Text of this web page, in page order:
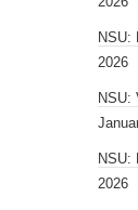
NSU:
2026
NSU:
NSU:
2026